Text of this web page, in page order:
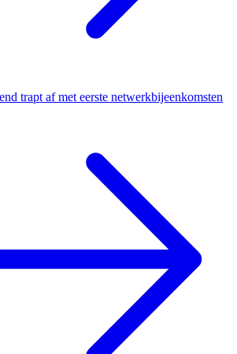
trapt af met eerste netwerkbijeenkomsten